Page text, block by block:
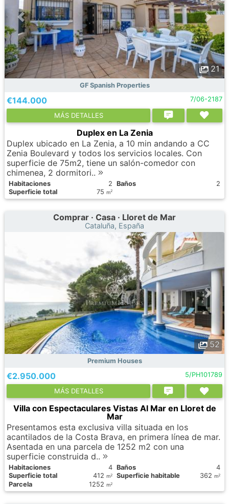
21
GF Spanish Properties
€144.000 7/06-2187
МÁS DETALLES
Duplex en La Zenia
Duplex ubicado en La Zenia, a 10 min andando a CC
Zenia Boulevard y todos los servicios locales. Con
superficie de 75m2, tiene un salón-comedor con
chimenea, 2 dormitori..
Habitaciones 2 Baños
2
Superficie total
75 m2
Comprar · Casa · Lloret de Mar
Cataluña, España
52
Premium Houses
€2.950.000 5/PH101789
МÁS DETALLES
Villa con Espectaculares Vistas Al Mar en Lloret de
Mar
Presentamos esta exclusiva villa situada en los
acantilados de la Costa Brava, en primera línea de mar.
Asentada en una parcela de 1252 m2 con una
superficie construida d..
Habitaciones 4 Baños
4
Superficie total
412 m2 Superficie habitable 362 m2
Parcela 1252 m2